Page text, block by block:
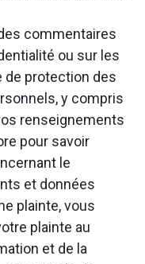
commentaires
ou sur les
de protection des
y compris
renseignements
pour savoir
le
et données
plainte, vous
plainte au
et de la